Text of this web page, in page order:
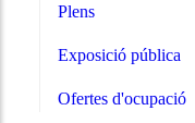
Plens
Exposició pública
Ofertes d'ocupació